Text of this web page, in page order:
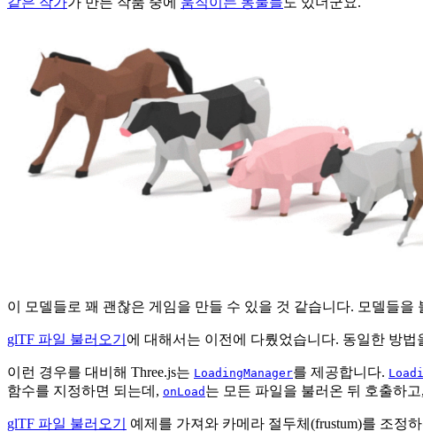
이 모델들로 꽤 괜찮은 게임을 만들 수 있을 것 같습니다. 모델들을
glTF 파일 불러오기 에 대해서는 이전에 다뤘었습니다. 동일한 방
이런 경우를 대비해 Three.js는 LoadingManager를 제공합니다.
함수를 지정하면 되는데, onLoad 는 모든 파일을 불러온 뒤 호출하고,
glTF 파일 불러오기 예제를 가져와 카메라 절두체(frustum)를 조정